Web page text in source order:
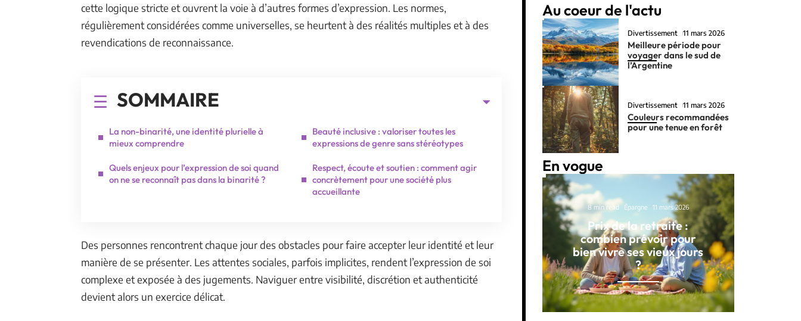
cette logique stricte et ouvrent la voie à d’autres formes d’expression. Les normes,
régulièrement considérées comme universelles, se heurtent à des réalités multiples et à des
revendications de reconnaissance.
SOMMAIRE
La non-binarité, une identité plurielle à
mieux comprendre
Quels enjeux pour l’expression de soi quand
on ne se reconnaît pas dans la binarité ?
Beauté inclusive : valoriser toutes les
expressions de genre sans stéréotypes
Respect, écoute et soutien : comment agir
concrètement pour une société plus
accueillante
Des personnes rencontrent chaque jour des obstacles pour faire accepter leur identité et leur
manière de se présenter. Les attentes sociales, parfois implicites, rendent l’expression de soi
complexe et exposée à des jugements. Naviguer entre visibilité, discrétion et authenticité
devient alors un exercice délicat.
Au coeur de l'actu
Divertissement 11 mars 2026
Meilleure période pour
voyager dans le sud de
l’Argentine
Divertissement 11 mars 2026
Couleurs recommandées
pour une tenue en forêt
En vogue
8 min read Épargne 11 mars 2026
Prix de la retraite :
combien prévoir pour
bien vivre ses vieux jours
?